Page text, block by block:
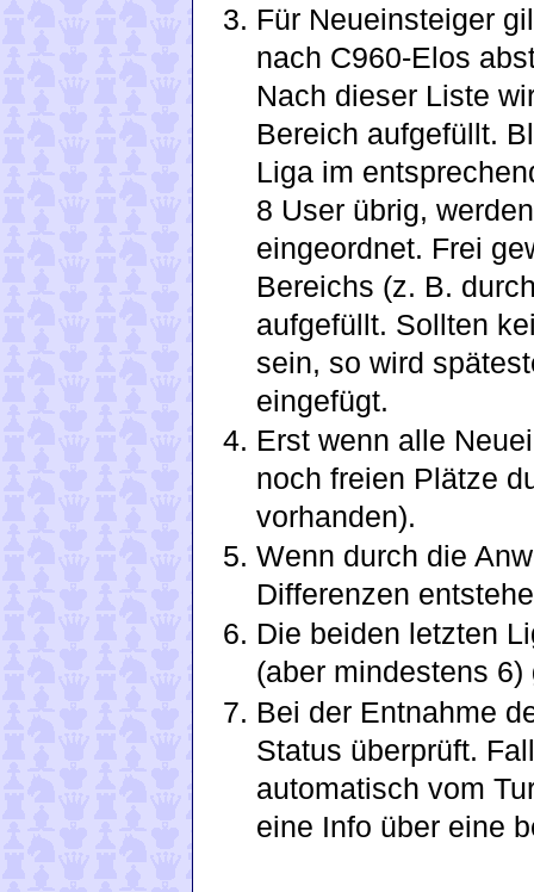
Für Neueinsteiger
nach C960-Elos
Nach dieser Liste
Bereich aufgefüllt.
Liga im
8 User übrig,
eingeordnet. Frei
Bereichs (z. B.
aufgefüllt. Sollten
sein, so wird
eingefügt.
Erst wenn alle
noch freien Plätze
vorhanden).
Wenn durch die
Differenzen
Die beiden letzten
(aber mindestens
Bei der Entnahme
Status überprüft.
automatisch vom
eine Info über eine